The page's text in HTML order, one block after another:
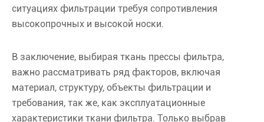
ситуациях фильтрации требуя сопротивления
высокопрочных и высокой носки.
В заключение, выбирая ткань прессы фильтра,
важно рассматривать ряд факторов, включая
материал, структуру, объекты фильтрации и
требования, так же, как эксплуатационные
характеристики ткани фильтра. Только выбрав